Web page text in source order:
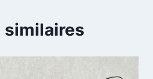
similaires